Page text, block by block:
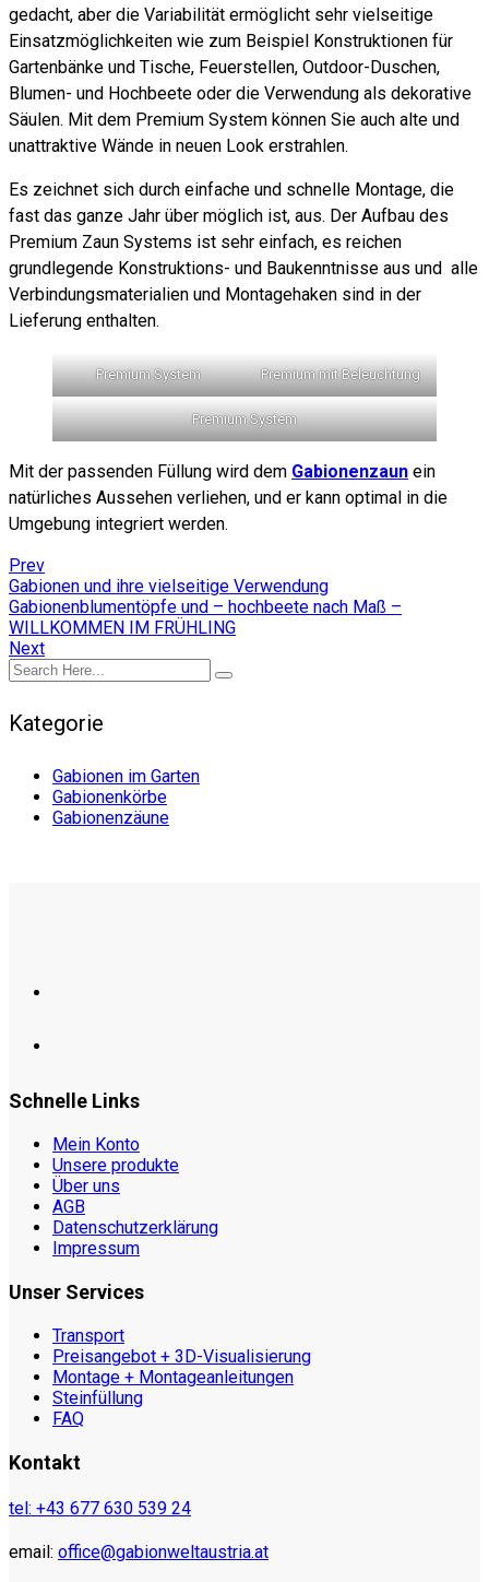
gedacht, aber die Variabilität ermöglicht sehr vielseitige
Einsatzmöglichkeiten wie zum Beispiel Konstruktionen für
Gartenbänke und Tische, Feuerstellen, Outdoor-Duschen,
Blumen- und Hochbeete oder die Verwendung als dekorative
Säulen. Mit dem Premium System können Sie auch alte und
unattraktive Wände in neuen Look erstrahlen.
Es zeichnet sich durch einfache und schnelle Montage, die
fast das ganze Jahr über möglich ist, aus. Der Aufbau des
Premium Zaun Systems ist sehr einfach, es reichen
grundlegende Konstruktions- und Baukenntnisse aus und alle
Verbindungsmaterialien und Montagehaken sind in der
Lieferung enthalten.
Premium System Premium mit Beleuchtung
Premium System
Mit der passenden Füllung wird dem Gabionenzaun ein
natürliches Aussehen verliehen, und er kann optimal in die
Umgebung integriert werden.
Prev
Gabionen und ihre vielseitige Verwendung
Gabionenblumentöpfe und – hochbeete nach Maß –
WILLKOMMEN IM FRÜHLING
Next
Kategorie
Gabionen im Garten
Gabionenkörbe
Gabionenzäune
Schnelle Links
Mein Konto
Unsere produkte
Über uns
AGB
Datenschutzerklärung
Impressum
Unser Services
Transport
Preisangebot + 3D-Visualisierung
Montage + Montageanleitungen
Steinfüllung
FAQ
Kontakt
tel: +43 677 630 539 24
email: office@gabionweltaustria.at